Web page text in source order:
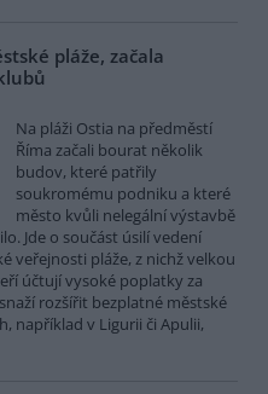
pláže, začala
Na pláži Ostia na předměstí
Říma začali bourat několik
budov, které patřily
soukromému podniku a které
město kvůli nelegální výstavbě
Jde o součást úsilí vedení
veřejnosti pláže, z nichž velkou
účtují vysoké poplatky za
rozšířit bezplatné městské
například v Ligurii či Apulii,